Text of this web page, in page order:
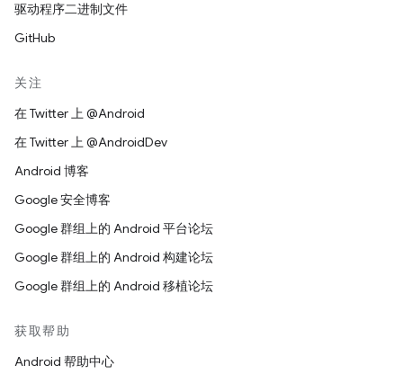
驱动程序二进制文件
GitHub
关注
在 Twitter 上 @Android
在 Twitter 上 @AndroidDev
Android 博客
Google 安全博客
Google 群组上的 Android 平台论坛
Google 群组上的 Android 构建论坛
Google 群组上的 Android 移植论坛
获取帮助
Android 帮助中心